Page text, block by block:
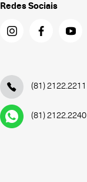
Redes Sociais
(81) 2122.2211
(81) 2122.2240